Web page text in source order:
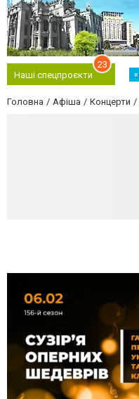
Наші спецпроєкти
23
«
Головна Афіша Концерти